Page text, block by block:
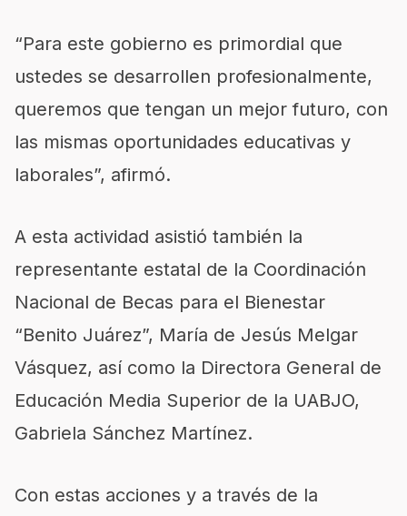
“Para este gobierno es primordial que
ustedes se desarrollen profesionalmente,
queremos que tengan un mejor futuro, con
las mismas oportunidades educativas y
laborales”, afirmó.
A esta actividad asistió también la
representante estatal de la Coordinación
Nacional de Becas para el Bienestar
“Benito Juárez”, María de Jesús Melgar
Vásquez, así como la Directora General de
Educación Media Superior de la UABJO,
Gabriela Sánchez Martínez.
Con estas acciones y a través de la